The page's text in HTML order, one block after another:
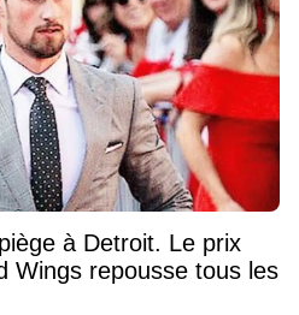
à Detroit. Le prix
Wings repousse tous les